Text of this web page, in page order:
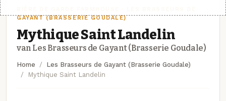
GAYANT (BRASSERIE GOUDALE)
Mythique Saint Landelin
van Les Brasseurs de Gayant (Brasserie Goudale)
Home
Les Brasseurs de Gayant (Brasserie Goudale)
Mythique Saint Landelin